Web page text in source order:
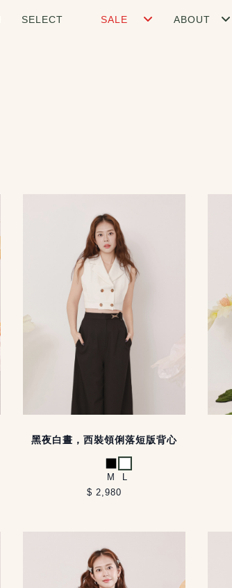
SELECT SALE ABOUT
黑夜白晝，西裝領俐落短版背心
黑 白
M
L
$ 2,980